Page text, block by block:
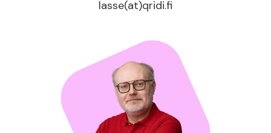
lasse(at)qridi.fi